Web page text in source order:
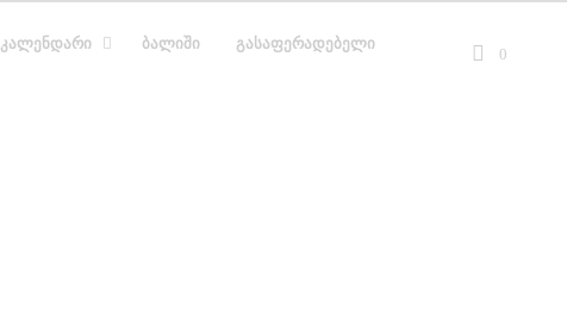
ᲙᲐᲚᲔᲜᲓᲐᲠᲘ ᲑᲐᲚᲘᲨᲘ
ᲒᲐᲡᲐᲤᲔᲠᲐᲓᲔᲑᲔᲚᲘ
0